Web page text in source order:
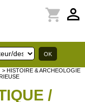
perm_identity
shopping_cart
> HISTOIRE & ARCHEOLOGIE
/